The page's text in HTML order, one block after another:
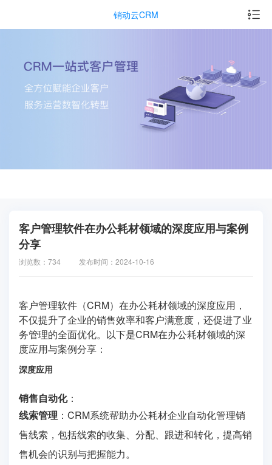
销动云CRM
客户管理软件在办公耗材领域的深度应用与案例
分享
浏览数：734 发布时间：2024-10-16
客户管理软件（CRM）在办公耗材领域的深度应用，
不仅提升了企业的销售效率和客户满意度，还促进了业
务管理的全面优化。以下是CRM在办公耗材领域的深
度应用与案例分享：
深度应用
销售自动化：
线索管理 ：CRM系统帮助办公耗材企业自动化管理销
售线索，包括线索的收集、分配、跟进和转化，提高销
售机会的识别与把握能力。